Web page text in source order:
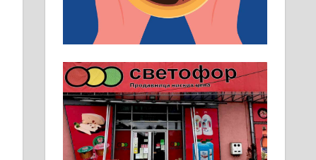
Ало таксију потребан возач са Б
категоријом. 064/02-85-511
Потребна два радника за рад на
стоваришту „Липа промет” у
Алексинцу. За више
информација доћи лично на
стовариште у улици Максима
Горког 26 сваког радног дана од
8 до 15 часова. 063/465-045